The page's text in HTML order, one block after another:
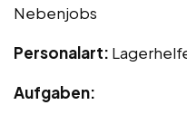
Nebenjobs
Personalart:
Aufgaben: